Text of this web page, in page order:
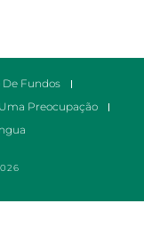
Fundos
Preocupação